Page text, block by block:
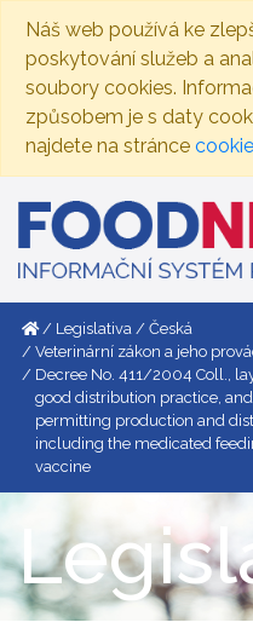
Náš web používá ke
poskytování služeb a
soubory cookies.
způsobem je s daty
najdete na stránce
Legislativa
Česká
Veterinární zákon a jeho
Decree No. 411/2004 Coll.,
good distribution practice,
permitting production and
including the medicated
vaccine